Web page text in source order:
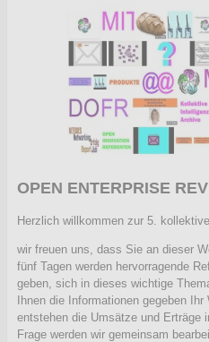
OPEN ENTERPRISE
Herzlich willkommen zur 5.
wir freuen uns, dass Sie an dieser
fünf Tagen werden hervorragende
geben, sich in dieses wichtige
Ihnen die Informationen gegeben
entstehen die Umsätze und Erträge
Frage werden wir gemeinsam